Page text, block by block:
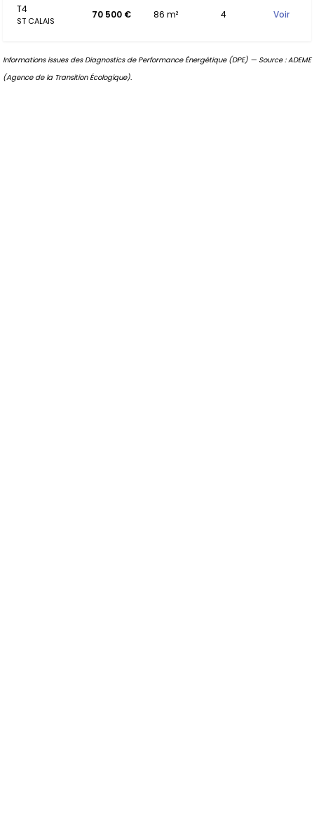
T4
ST CALAIS
70 500 € 86 m² 4 Voir
Informations issues des Diagnostics de Performance Énergétique (DPE) — Source : ADEME
(Agence de la Transition Écologique).